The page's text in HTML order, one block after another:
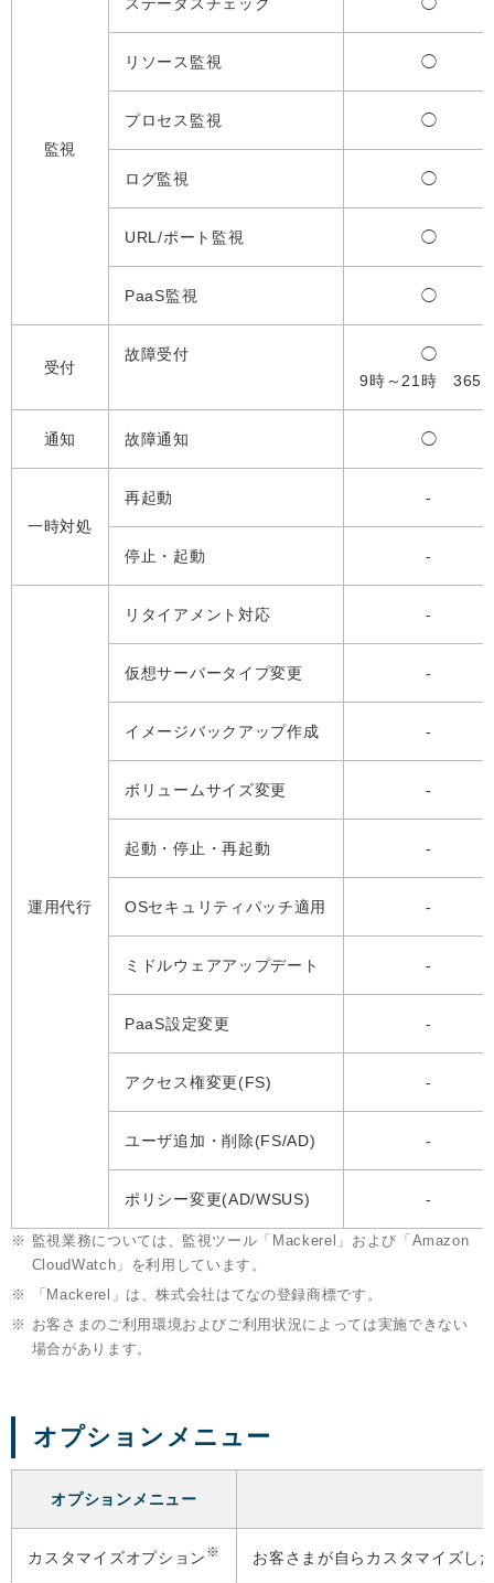
監視
リソース監視 ◯
プロセス監視 ◯
ログ監視 ◯
URL/ポート監視 ◯
PaaS監視 ◯
受付
故障受付
◯
9時～21時 365
通知 故障通知 ◯
一時対処
再起動 -
停止・起動 -
運用代行
リタイアメント対応 -
仮想サーバータイプ変更 -
イメージバックアップ作成 -
ボリュームサイズ変更 -
起動・停止・再起動 -
OSセキュリティパッチ適用 -
ミドルウェアアップデート -
PaaS設定変更 -
アクセス権変更(FS) -
ユーザ追加・削除(FS/AD) -
ポリシー変更(AD/WSUS) -
※ 監視業務については、監視ツール「Mackerel」および「Amazon
CloudWatch」を利用しています。
※
「Mackerel」は、株式会社はてなの登録商標です。
※ お客さまのご利用環境およびご利用状況によっては実施できない
場合があります。
オプションメニュー
オプションメニュー
カスタマイズオプション ※ お客さまが自らカスタマイズし